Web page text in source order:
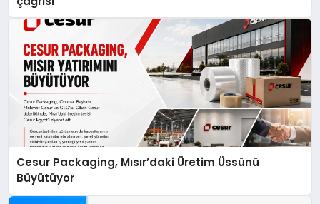
Cesur Packaging, Mısır’daki Üretim Üssünü
Büyütüyor